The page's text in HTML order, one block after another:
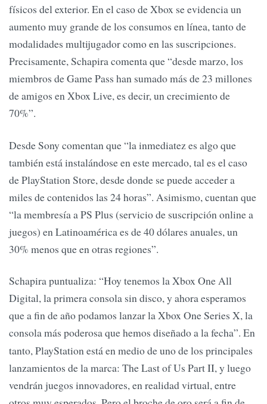
físicos del exterior. En el caso de Xbox se evidencia un
aumento muy grande de los consumos en línea, tanto de
modalidades multijugador como en las suscripciones.
Precisamente, Schapira comenta que “desde marzo, los
miembros de Game Pass han sumado más de 23 millones
de amigos en Xbox Live, es decir, un crecimiento de
70%”.
Desde Sony comentan que “la inmediatez es algo que
también está instalándose en este mercado, tal es el caso
de PlayStation Store, desde donde se puede acceder a
miles de contenidos las 24 horas”. Asimismo, cuentan que
“la membresía a PS Plus (servicio de suscripción online a
juegos) en Latinoamérica es de 40 dólares anuales, un
30% menos que en otras regiones”.
Schapira puntualiza: “Hoy tenemos la Xbox One All
Digital, la primera consola sin disco, y ahora esperamos
que a fin de año podamos lanzar la Xbox One Series X, la
consola más poderosa que hemos diseñado a la fecha”. En
tanto, PlayStation está en medio de uno de los principales
lanzamientos de la marca: The Last of Us Part II, y luego
vendrán juegos innovadores, en realidad virtual, entre